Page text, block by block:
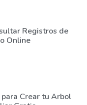
Registros de
Online
Crear tu Arbol